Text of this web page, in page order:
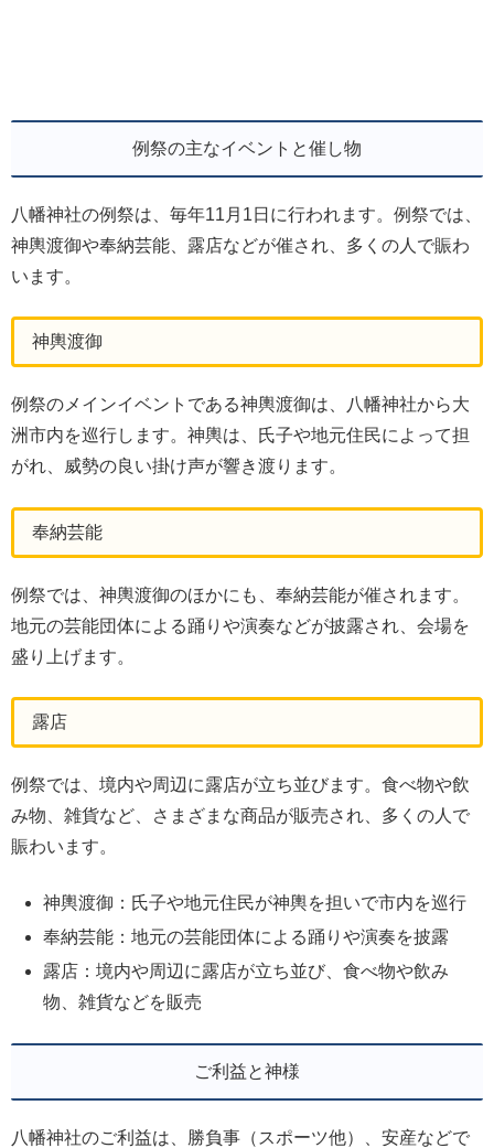
例祭の主なイベントと催し物
八幡神社の例祭は、毎年11月1日に行われます。例祭では、
神輿渡御や奉納芸能、露店などが催され、多くの人で賑わ
います。
神輿渡御
例祭のメインイベントである神輿渡御は、八幡神社から大
洲市内を巡行します。神輿は、氏子や地元住民によって担
がれ、威勢の良い掛け声が響き渡ります。
奉納芸能
例祭では、神輿渡御のほかにも、奉納芸能が催されます。
地元の芸能団体による踊りや演奏などが披露され、会場を
盛り上げます。
露店
例祭では、境内や周辺に露店が立ち並びます。食べ物や飲
み物、雑貨など、さまざまな商品が販売され、多くの人で
賑わいます。
神輿渡御：氏子や地元住民が神輿を担いで市内を巡行
奉納芸能：地元の芸能団体による踊りや演奏を披露
露店：境内や周辺に露店が立ち並び、食べ物や飲み
物、雑貨などを販売
ご利益と神様
八幡神社のご利益は、勝負事（スポーツ他）、安産などで